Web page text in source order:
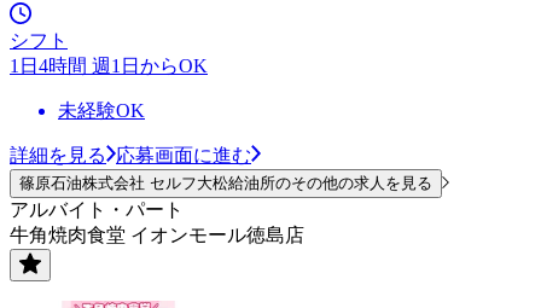
シフト
1日4時間 週1日からOK
未経験OK
詳細を見る 応募画面に進む
篠原石油株式会社 セルフ大松給油所のその他の求人を見る
アルバイト・パート
牛角焼肉食堂 イオンモール徳島店